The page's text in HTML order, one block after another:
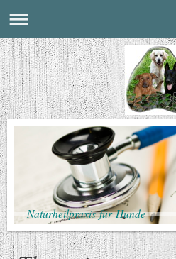
Naturheilpraxis für Hunde